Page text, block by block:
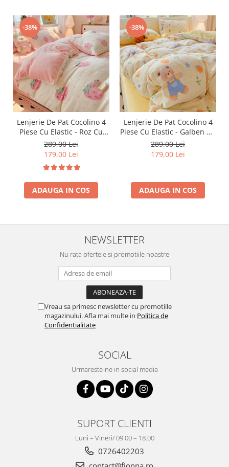
-38%
Lenjerie De Pat Cocolino 4
Piese Cu Elastic - Roz Cu
Capsune Uriase
289,00 Lei
179,00 Lei
ADAUGA IN COS
-38%
Lenjerie De Pat Cocolino 4
Piese Cu Elastic - Galben Cu
Ursuleti, Portocale Si
Floricele
289,00 Lei
179,00 Lei
ADAUGA IN COS
NEWSLETTER
Nu rata ofertele si promotiile noastre
Vreau sa primesc newsletter cu promotiile
magazinului. Afla mai multe in Politica de
Confidentialitate
SOCIAL
Urmareste-ne in social media
SUPORT CLIENTI
Luni – Vineri/ 09.00 – 18.00
0726402203